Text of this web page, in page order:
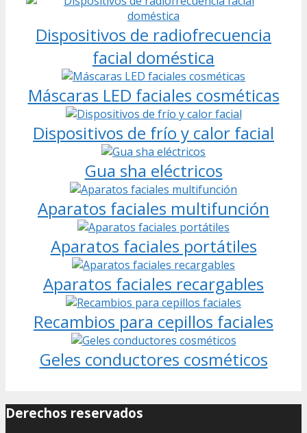
Dispositivos de radiofrecuencia
facial doméstica
Máscaras LED faciales cosméticas
Dispositivos de frío y calor facial
Gua sha eléctricos
Aparatos faciales multifunción
Aparatos faciales portátiles
Aparatos faciales recargables
Recambios para cepillos faciales
Geles conductores cosméticos
Derechos reservados